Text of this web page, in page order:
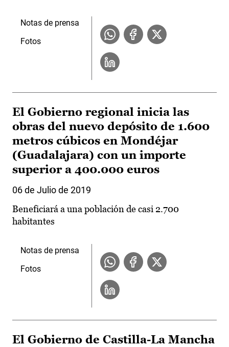
Notas de prensa
Fotos
El Gobierno regional inicia las
obras del nuevo depósito de 1.600
metros cúbicos en Mondéjar
(Guadalajara) con un importe
superior a 400.000 euros
06 de Julio de 2019
Beneficiará a una población de casi 2.700
habitantes
Notas de prensa
Fotos
El Gobierno de Castilla-La Mancha